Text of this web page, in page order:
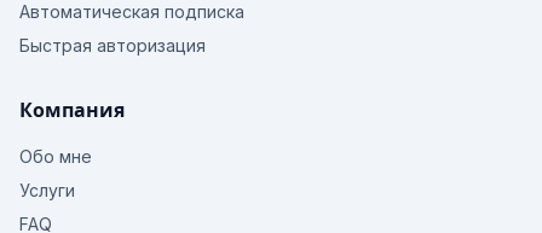
Автоматическая подписка
Быстрая авторизация
Компания
Обо мне
Услуги
FAQ